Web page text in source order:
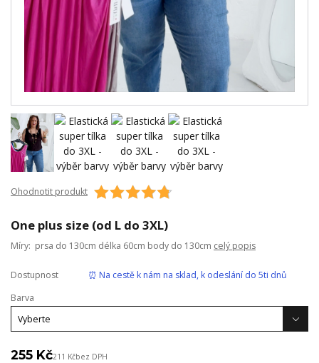
Ohodnotit produkt
One plus size (od L do 3XL)
Míry: prsa do 130cm délka 60cm body do 130cm celý popis
Dostupnost
⏰ Na cestě k nám na sklad, k odeslání do 5ti dnů
Barva
255 Kč211 Kčbez DPH